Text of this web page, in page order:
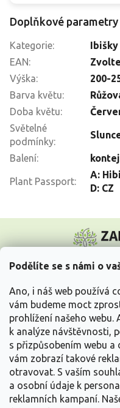
Podělíte se s námi o
Ano, i náš web používá
vám budeme moct
prohlížení našeho webu.
k analýze návštěvnosti,
s přizpůsobením webu
vám zobrazí takové
otravovat. S vaším
a osobní údaje k
reklamních kampaní.
Doplňkové parametry
Kategorie:
Ibišky
EAN:
Výška: 200-
Barva květu:
Doba květu:
Světelné
podmínky:
Balení:
Plant Passport:
A:
D: CZ
p
Vše o nákupu
Informace pro Vás
Kontakujte nás